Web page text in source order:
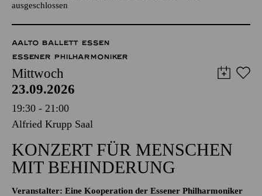
ausgeschlossen
AALTO BALLETT ESSEN
ESSENER PHILHARMONIKER
Mittwoch
23.09.2026
19:30 - 21:00
Alfried Krupp Saal
KONZERT FÜR MENSCHEN
MIT BEHINDERUNG
Veranstalter: Eine Kooperation der Essener Philharmoniker